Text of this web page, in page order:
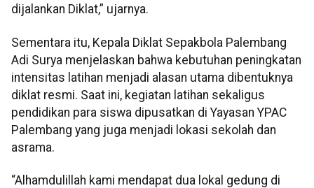
dijalankan Diklat,” ujarnya.
Sementara itu, Kepala Diklat Sepakbola Palembang
Adi Surya menjelaskan bahwa kebutuhan peningkatan
intensitas latihan menjadi alasan utama dibentuknya
diklat resmi. Saat ini, kegiatan latihan sekaligus
pendidikan para siswa dipusatkan di Yayasan YPAC
Palembang yang juga menjadi lokasi sekolah dan
asrama.
“Alhamdulillah kami mendapat dua lokal gedung di